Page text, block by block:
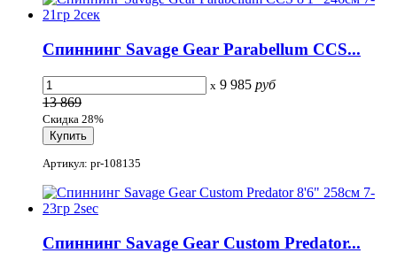
Спиннинг Savage Gear Parabellum CCS...
x 9 985 руб
13 869
Скидка 28%
Артикул: pr-108135
Спиннинг Savage Gear Custom Predator...